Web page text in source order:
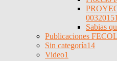
00320151
Sabias
Publicaciones
Sin categoría14
Video1